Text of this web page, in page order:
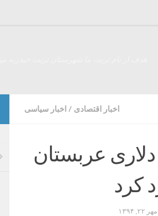
اخبار اقتصادی / اخبار سیاسی
میلیارد دلاری عربستان
کرد
مهر ۲۲, ۱۳۹۴